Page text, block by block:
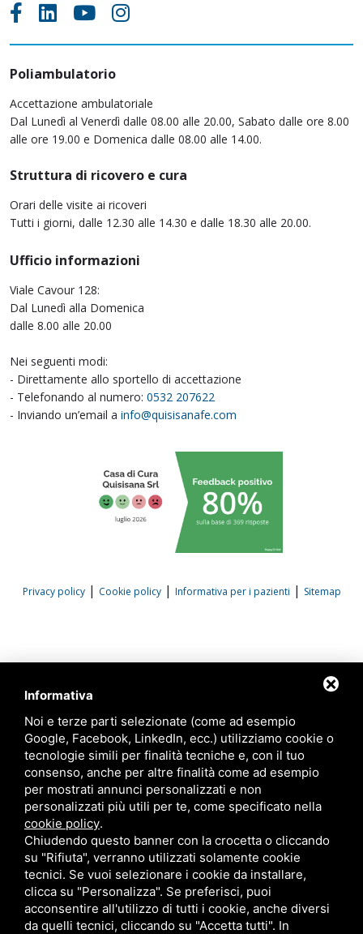
Poliambulatorio
Accettazione ambulatoriale
Dal Lunedì al Venerdì dalle 08.00 alle 20.00, Sabato dalle ore 8.00
alle ore 19.00 e Domenica dalle 08.00 alle 14.00.
Struttura di ricovero e cura
Orari delle visite ai ricoveri
Tutti i giorni, dalle 12.30 alle 14.30 e dalle 18.30 alle 20.00.
Ufficio informazioni
Viale Cavour 128:
Dal Lunedì alla Domenica
dalle 8.00 alle 20.00
Nei seguenti modi:
- Direttamente allo sportello di accettazione
- Telefonando al numero: 0532 207622
- Inviando un’email a info@quisisanafe.com
Privacy policy| Cookie policy| Informativa per i pazienti | Sitemap
Informativa
Noi e terze parti selezionate (come ad esempio
Google, Facebook, LinkedIn, ecc.) utilizziamo cookie o
tecnologie simili per finalità tecniche e, con il tuo
consenso, anche per altre finalità come ad esempio
per mostrati annunci personalizzati e non
personalizzati più utili per te, come specificato nella
cookie policy.
Chiudendo questo banner con la crocetta o cliccando
su "Rifiuta", verranno utilizzati solamente cookie
tecnici. Se vuoi selezionare i cookie da installare,
clicca su "Personalizza". Se preferisci, puoi
acconsentire all'utilizzo di tutti i cookie, anche diversi
da quelli tecnici, cliccando su "Accetta tutti". In